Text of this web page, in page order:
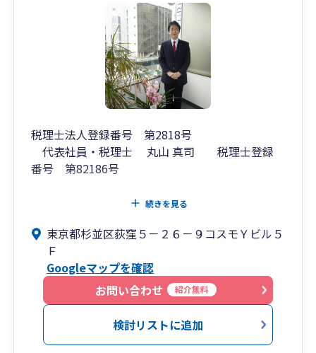
税理士法人登録番号 第2818号
代表社員・税理士 丸山 真司 税理士登録
番号 第82186号
創業 昭和10年 平成25年税理士法人に組織変
続きを見る
東京都杉並区荻窪５－２６－９コスモＹビル５
Ｆ
Googleマップを確認
お問い合わせ
紹介無料
検討リストに追加